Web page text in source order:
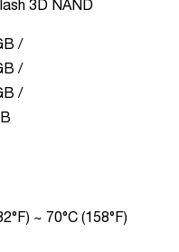
3D NAND
/
/
/
~ 70°C (158°F)